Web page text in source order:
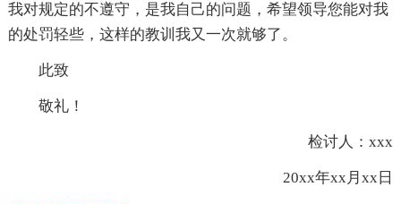
我对规定的不遵守，是我自己的问题，希望领导您能对我
的处罚轻些，这样的教训我又一次就够了。
此致
敬礼！
检讨人：xxx
20xx年xx月xx日